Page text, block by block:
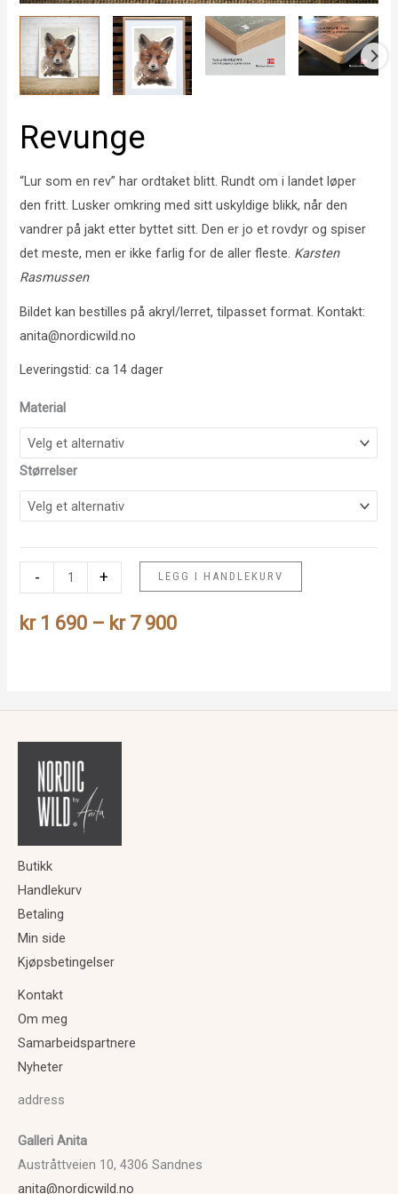
Revunge
“Lur som en rev” har ordtaket blitt. Rundt om i landet løper
den fritt. Lusker omkring med sitt uskyldige blikk, når den
vandrer på jakt etter byttet sitt. Den er jo et rovdyr og spiser
det meste, men er ikke farlig for de aller fleste. Karsten
Rasmussen
Bildet kan bestilles på akryl/lerret, tilpasset format. Kontakt:
anita@nordicwild.no
Leveringstid: ca 14 dager
Material
Størrelser
-
Revunge
antall
+ LEGG I HANDLEKURV
kr1 690 – kr7 900Prisområde:
Butikk
Handlekurv
Betaling
Min side
Kjøpsbetingelser
Kontakt
Om meg
Samarbeidspartnere
Nyheter
address
Galleri Anita
Austråttveien 10, 4306 Sandnes
anita@nordicwild.no